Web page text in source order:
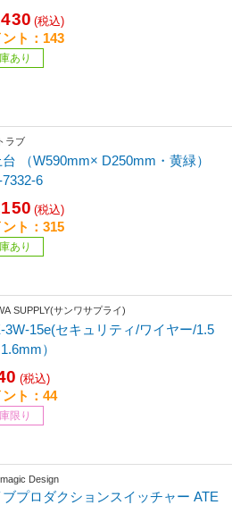
(税込)
ト：143
あり
ラブ
（W590mm× D250mm・黄緑）
6
(税込)
ト：315
あり
SUPPLY(サンワサプライ)
3W-15e(セキュリティ/ワイヤー/1.5
）
(税込)
ト：44
限り
Design
ブプロダクションスイッチャー ATE